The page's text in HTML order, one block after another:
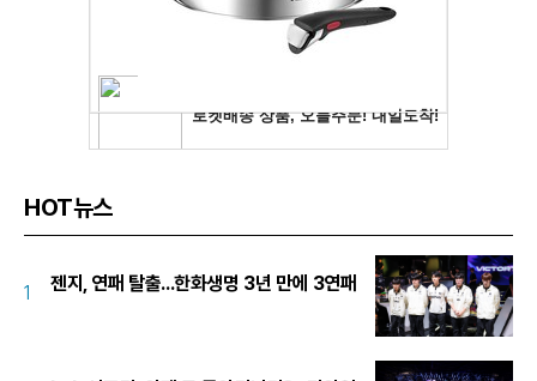
HOT뉴스
1 젠지, 연패 탈출...한화생명 3년 만에 3연패